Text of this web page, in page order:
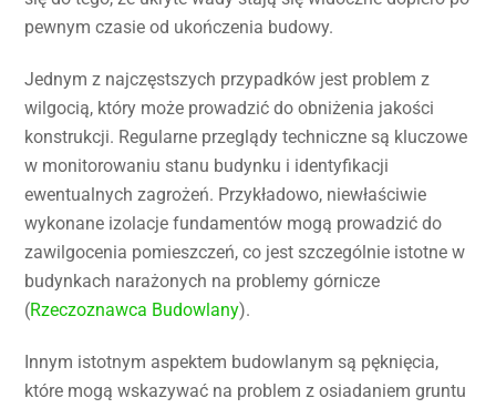
pewnym czasie od ukończenia budowy.
Jednym z najczęstszych przypadków jest problem z
wilgocią, który może prowadzić do obniżenia jakości
konstrukcji. Regularne przeglądy techniczne są kluczowe
w monitorowaniu stanu budynku i identyfikacji
ewentualnych zagrożeń. Przykładowo, niewłaściwie
wykonane izolacje fundamentów mogą prowadzić do
zawilgocenia pomieszczeń, co jest szczególnie istotne w
budynkach narażonych na problemy górnicze
(Rzeczoznawca Budowlany).
Innym istotnym aspektem budowlanym są pęknięcia,
które mogą wskazywać na problem z osiadaniem gruntu